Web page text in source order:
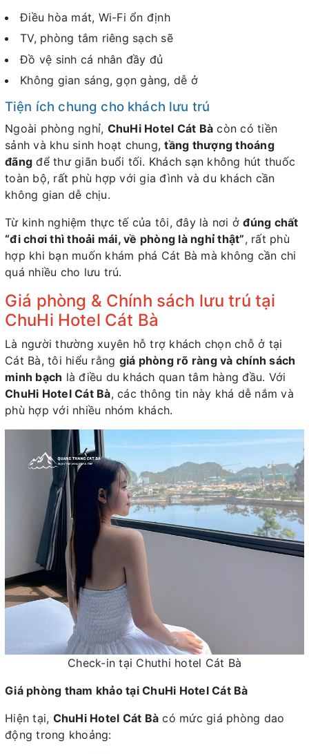
Điều hòa mát, Wi-Fi ổn định
TV, phòng tắm riêng sạch sẽ
Đồ vệ sinh cá nhân đầy đủ
Không gian sáng, gọn gàng, dễ ở
Tiện ích chung cho khách lưu trú
Ngoài phòng nghỉ, ChuHi Hotel Cát Bà còn có tiền
sảnh và khu sinh hoạt chung,tầng thượng thoáng
đãng để thư giãn buổi tối. Khách sạn không hút thuốc
toàn bộ, rất phù hợp với gia đình và du khách cần
không gian dễ chịu.
Từ kinh nghiệm thực tế của tôi, đây là nơi ởđúng chất
“đi chơi thì thoải mái, về phòng là nghỉ thật”, rất phù
hợp khi bạn muốn khám phá Cát Bà mà không cần chi
quá nhiều cho lưu trú.
Giá phòng & Chính sách lưu trú tại
ChuHi Hotel Cát Bà
Là người thường xuyên hỗ trợ khách chọn chỗ ở tại
Cát Bà, tôi hiểu rằng giá phòng rõ ràng và chính sách
minh bạch là điều du khách quan tâm hàng đầu. Với
ChuHi Hotel Cát Bà, các thông tin này khá dễ nắm và
phù hợp với nhiều nhóm khách.
Check-in tại Chuthi hotel Cát Bà
Giá phòng tham khảo tại ChuHi Hotel Cát Bà
Hiện tại, ChuHi Hotel Cát Bà có mức giá phòng dao
động trong khoảng: